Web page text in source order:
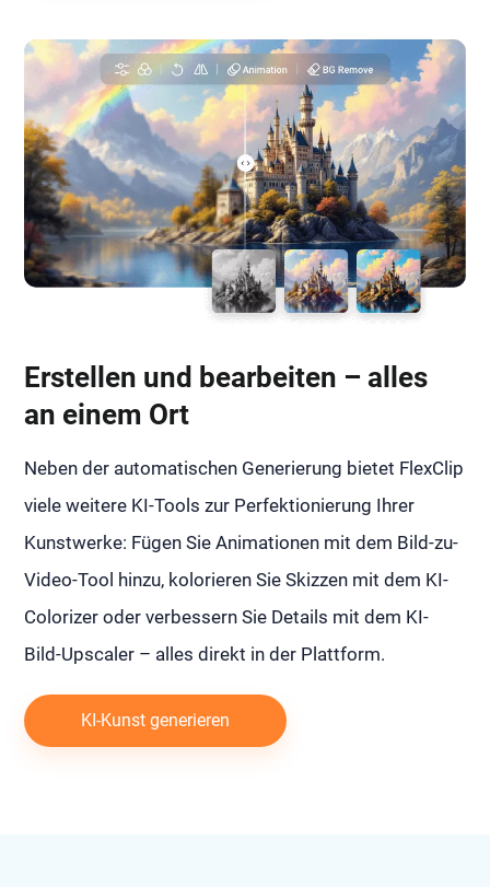
Erstellen und bearbeiten – alles
an einem Ort
Neben der automatischen Generierung bietet FlexClip
viele weitere KI-Tools zur Perfektionierung Ihrer
Kunstwerke: Fügen Sie Animationen mit dem Bild-zu-
Video-Tool hinzu, kolorieren Sie Skizzen mit dem KI-
Colorizer oder verbessern Sie Details mit dem KI-
Bild-Upscaler – alles direkt in der Plattform.
KI-Kunst generieren